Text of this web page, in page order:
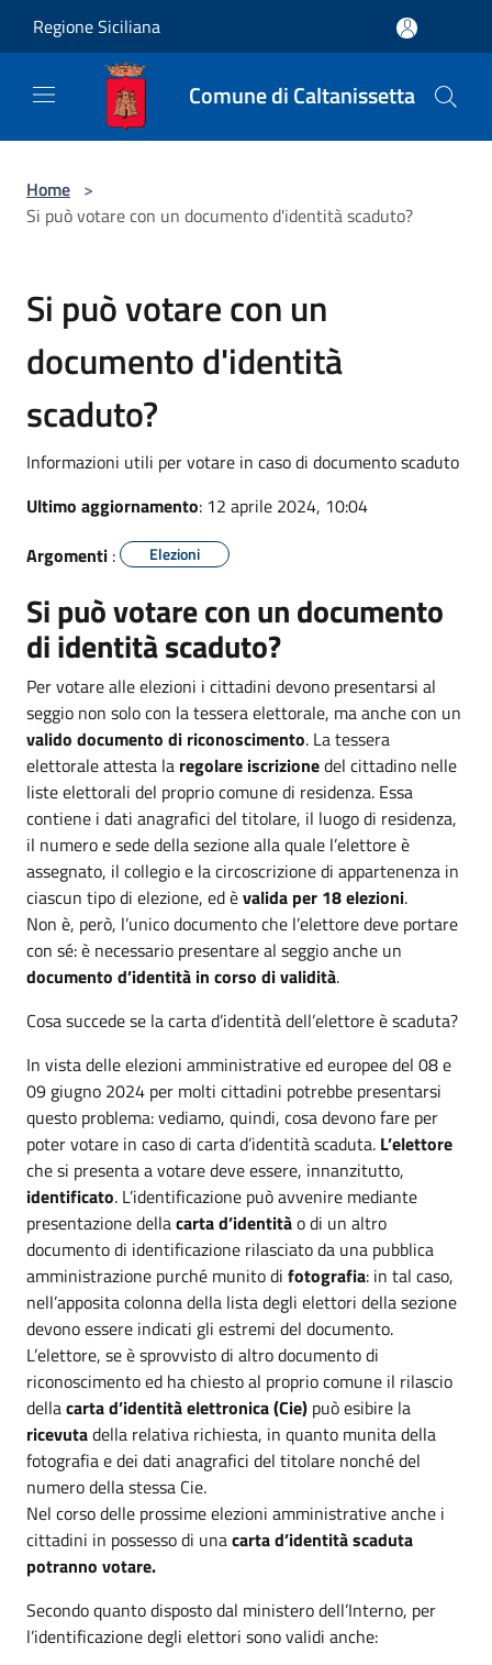
Regione Siciliana
Comune di Caltanissetta
Home >
Si può votare con un documento d'identità scaduto?
Si può votare con un
documento d'identità
scaduto?
Informazioni utili per votare in caso di documento scaduto
Ultimo aggiornamento: 12 aprile 2024, 10:04
Argomenti : Elezioni
Si può votare con un documento
di identità scaduto?
Per votare alle elezioni i cittadini devono presentarsi al
seggio non solo con la tessera elettorale, ma anche con un
valido documento di riconoscimento. La tessera
elettorale attesta la regolare iscrizionedel cittadino nelle
liste elettorali del proprio comune di residenza. Essa
contiene i dati anagrafici del titolare, il luogo di residenza,
il numero e sede della sezione alla quale l’elettore è
assegnato, il collegio e la circoscrizione di appartenenza in
ciascun tipo di elezione, ed èvalida per 18 elezioni.
Non è, però, l’unico documento che l’elettore deve portare
con sé: è necessario presentare al seggio anche un
documento d’identità in corso di validità.
Cosa succede se la carta d’identità dell’elettore è scaduta?
In vista delle elezioni amministrative ed europee del 08 e
09 giugno 2024 per molti cittadini potrebbe presentarsi
questo problema: vediamo, quindi, cosa devono fare per
poter votare in caso di carta d’identità scaduta. L’elettore
che si presenta a votare deve essere, innanzitutto,
identificato. L’identificazione può avvenire mediante
presentazione dellacarta d’identitào di un altro
documento di identificazione rilasciato da una pubblica
amministrazione purché munito di fotografia: in tal caso,
nell’apposita colonna della lista degli elettori della sezione
devono essere indicati gli estremi del documento.
L’elettore, se è sprovvisto di altro documento di
riconoscimento ed ha chiesto al proprio comune il rilascio
dellacarta d’identità elettronica (Cie) può esibire la
ricevutadella relativa richiesta, in quanto munita della
fotografia e dei dati anagrafici del titolare nonché del
numero della stessa Cie.
Nel corso delle prossime elezioni amministrative anche i
cittadini in possesso di unacartad’identità scaduta
potranno votare.
Secondo quanto disposto dal ministero dell’Interno, per
l’identificazione degli elettori sono validi anche: